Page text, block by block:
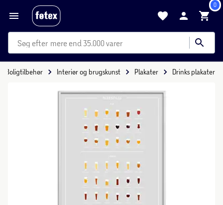
0
mere end 35.000 varer
Boligtilbehør Interiør og brugskunst Plakater Drinks plakater